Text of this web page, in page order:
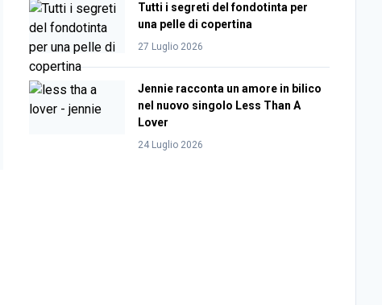
Tutti i segreti del fondotinta per
una pelle di copertina
27 Luglio 2026
Jennie racconta un amore in bilico
nel nuovo singolo Less Than A
Lover
24 Luglio 2026